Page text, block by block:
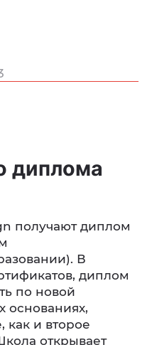
диплома
получают диплом
В
диплом
по новой
основаниях,
как и второе
открывает